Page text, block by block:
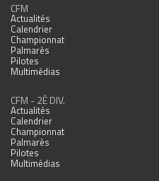
CFM
Actualités
Calendrier
Championnat
Palmarès
Pilotes
Multimédias
CFM - 2È DIV.
Actualités
Calendrier
Championnat
Palmarès
Pilotes
Multimédias